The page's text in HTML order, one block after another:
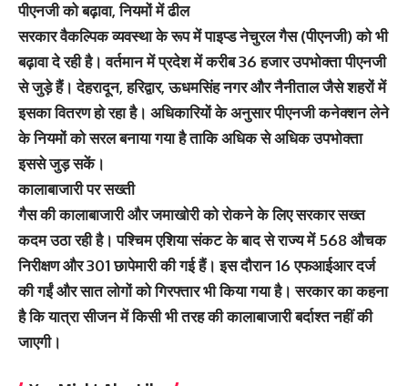
पीएनजी को बढ़ावा, नियमों में ढील
सरकार वैकल्पिक व्यवस्था के रूप में पाइप्ड नेचुरल गैस (पीएनजी) को भी
बढ़ावा दे रही है। वर्तमान में प्रदेश में करीब 36 हजार उपभोक्ता पीएनजी
से जुड़े हैं। देहरादून, हरिद्वार, ऊधमसिंह नगर और नैनीताल जैसे शहरों में
इसका वितरण हो रहा है। अधिकारियों के अनुसार पीएनजी कनेक्शन लेने
के नियमों को सरल बनाया गया है ताकि अधिक से अधिक उपभोक्ता
इससे जुड़ सकें।
कालाबाजारी पर सख्ती
गैस की कालाबाजारी और जमाखोरी को रोकने के लिए सरकार सख्त
कदम उठा रही है। पश्चिम एशिया संकट के बाद से राज्य में 568 औचक
निरीक्षण और 301 छापेमारी की गई हैं। इस दौरान 16 एफआईआर दर्ज
की गईं और सात लोगों को गिरफ्तार भी किया गया है। सरकार का कहना
है कि यात्रा सीजन में किसी भी तरह की कालाबाजारी बर्दाश्त नहीं की
जाएगी।